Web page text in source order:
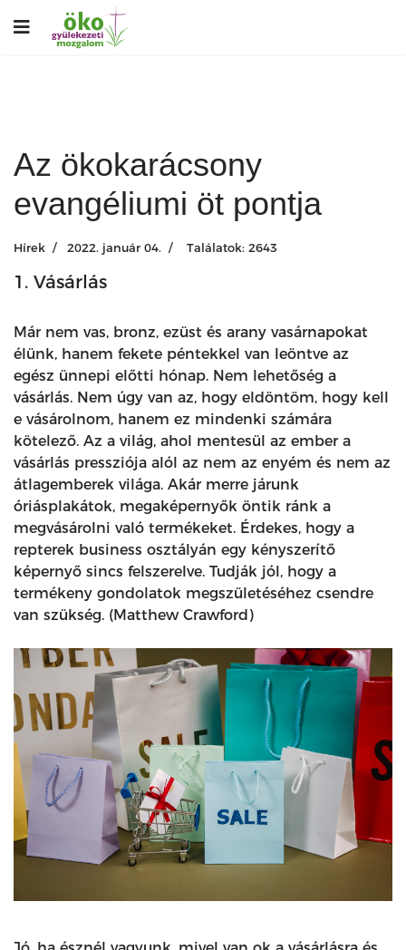
Az ökokarácsony
evangéliumi öt pontja
Hírek 2022. január 04. Találatok: 2643
1. Vásárlás
Már nem vas, bronz, ezüst és arany vasárnapokat
élünk, hanem fekete péntekkel van leöntve az
egész ünnepi előtti hónap. Nem lehetőség a
vásárlás. Nem úgy van az, hogy eldöntöm, hogy kell
e vásárolnom, hanem ez mindenki számára
kötelező. Az a világ, ahol mentesül az ember a
vásárlás pressziója alól az nem az enyém és nem az
átlagemberek világa. Akár merre járunk
óriásplakátok, megaképernyők öntik ránk a
megvásárolni való termékeket. Érdekes, hogy a
repterek business osztályán egy kényszerítő
képernyő sincs felszerelve. Tudják jól, hogy a
termékeny gondolatok megszületéséhez csendre
van szükség. (Matthew Crawford)